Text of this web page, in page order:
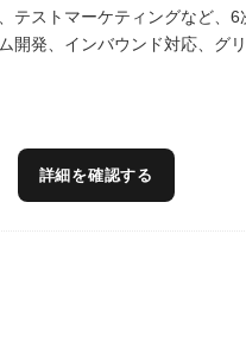
テストマーケティングなど、
開発、インバウンド対応、グ
だけでなく、商品・体験・関
詳細を確認する